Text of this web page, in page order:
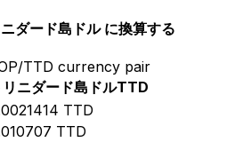
ダード島ドル に換算する
TTD currency pair
リニダード島ドルTTD
TTD
TTD